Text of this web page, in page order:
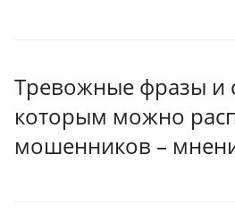
Тревожные фразы и
которым можно
мошенников –